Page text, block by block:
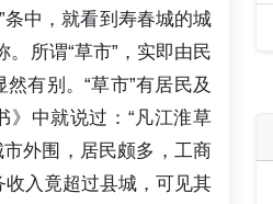
条中，就看到寿春城的城
。所谓“草市”，实即由民
有别。“草市”有居民及
》中就说过：“凡江淮草
外围，居民颇多，工商
入竟超过县城，可见其